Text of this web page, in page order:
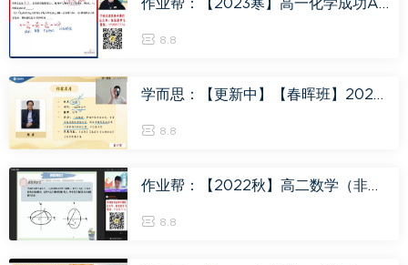
作业帮：【2023寒】高一化学成功A+ 19，百度网盘(4.07G)
8.8
学而思：【更新中】【春晖班】2023高端文学，百度网盘(1.78G)
8.8
作业帮：【2022秋】高二数学（非课改）尹亮辉A+ 22，百度网盘(9.57G)
8.8